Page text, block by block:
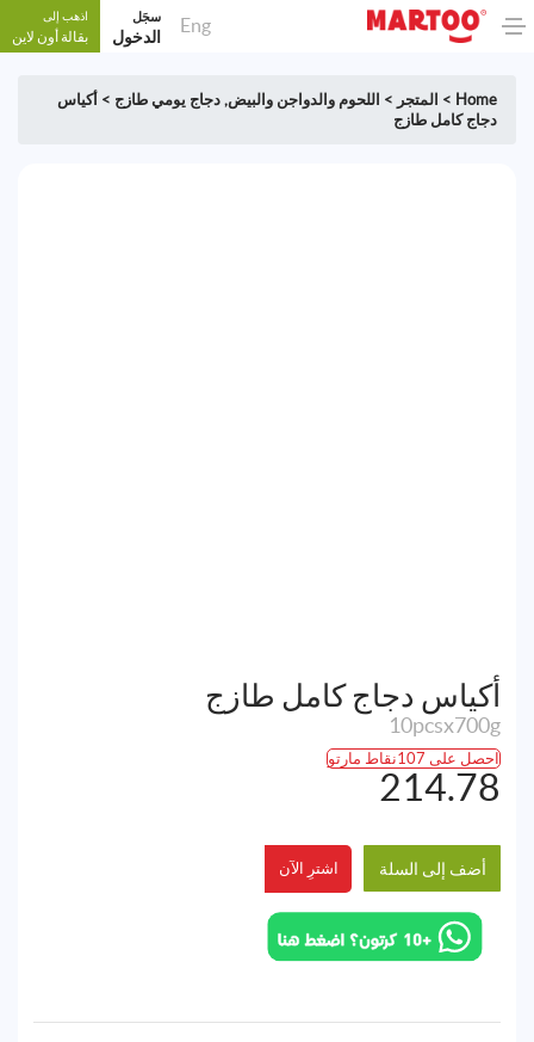
Eng سجَل
الدخول
اذهب إلى
بقالة أون لاين
Home
> المتجر > اللحوم والدواجن والبيض, دجاج يومي طازج > أكياس
دجاج كامل طازج
أكياس دجاج كامل طازج
10pcsx700g
احصل على 107نقاط مارتو
214.78
أضف إلى السلة اشترِ الآن